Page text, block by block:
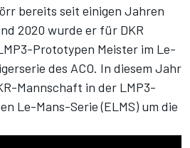
bereits seit einigen Jahren
2020 wurde er für DKR
Prototypen Meister im Le-
des ACO. In diesem Jahr
Mannschaft in der LMP3-
Le-Mans-Serie (ELMS) um die